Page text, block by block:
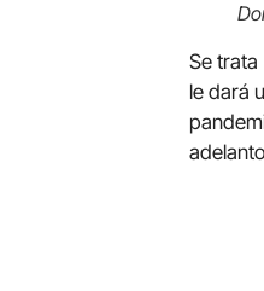
Se
le dará